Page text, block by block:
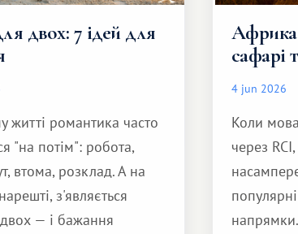
двох: 7 ідей для
житті романтика часто
"на потім": робота,
втома, розклад. А на
з'являється
— і бажання
Африка
сафарі
4 jun 2026
Коли
через